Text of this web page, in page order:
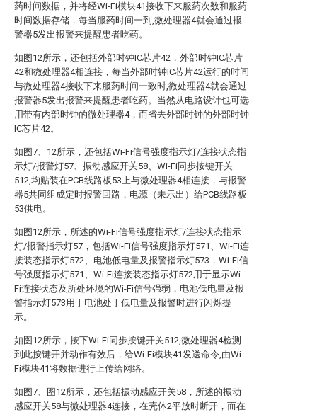
药时间数据，并将经Wi-Fi模块41接收下来服药次数和服药
时间数据存储，每当服药时间一到,微处理器4就会通过报
警器5发出报警来提醒患者吃药。
如图12所示，还包括外部时钟IC芯片42，外部时钟IC芯片
42和微处理器4相连接，每当外部时钟IC芯片42运行的时间
与微处理器4接收下来服药时间一致时,微处理器4就会通过
报警器5发出报警来提醒患者吃药。当然从电路设计也可选
用带有内部时钟的微处理器4，而省去外部时钟的外部时钟
IC芯片42。
如图7、12所示，还包括Wi-Fi信号强度指示灯/连接状态指
示灯/报警灯57、振动感应开关58、Wi-Fi同步按键开关
512,均贴装在PCB线路板53上与微处理器4相连接，与报警
器5共同组成定时报警回路，电源（未示出）给PCB线路板
53供电。
如图12所示，所述的Wi-Fi信号强度指示灯/连接状态指示
灯/报警指示灯57，包括Wi-Fi信号强度指示灯571、Wi-Fi连
接装态指示灯572、电池低电量及报警指示灯573，Wi-Fi信
号强度指示灯571、Wi-Fi连接装态指示灯572用于显示Wi-
Fi连接状态及所处环境的Wi-Fi信号强弱，电池低电量及报
警指示灯573用于电池处于低电量及报警时进行闪烁提
示。
如图12所示，按下Wi-Fi同步按键开关512,微处理器4检测
到此按键开并动作有效后，给Wi-Fi模块41发送命令,由Wi-
Fi模块41将数据进行上传给网络。
如图7、图12所示，还包括振动感应开关58，所述的振动
感应开关58与微处理器4连接，在壳体2平放时断开，而在